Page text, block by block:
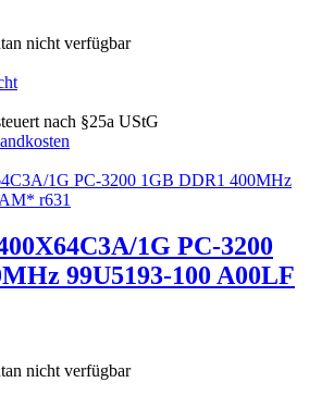
nicht verfügbar
nach §25a UStG
1G PC-3200
99U5193-100 A00LF
nicht verfügbar